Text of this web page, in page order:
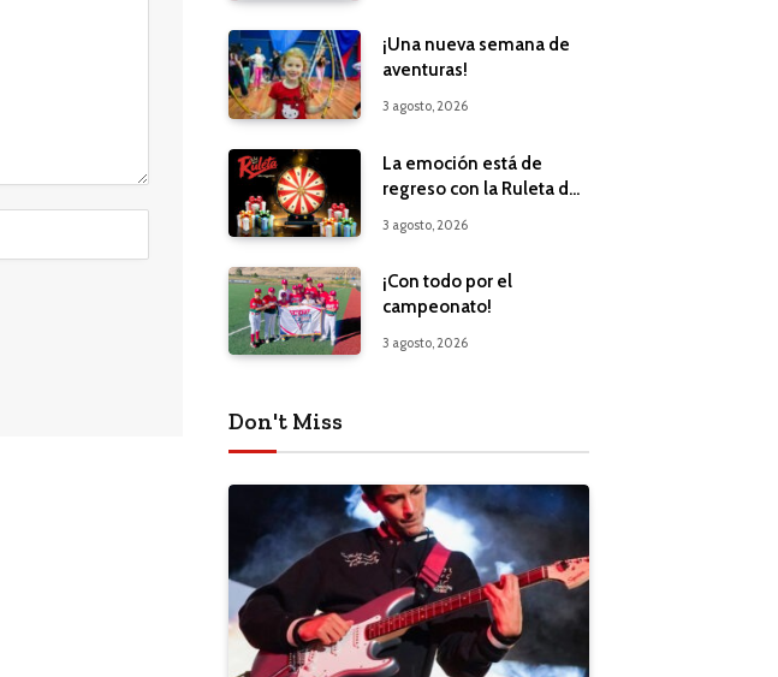
¡Una nueva semana de
aventuras!
3 agosto, 2026
La emoción está de
regreso con la Ruleta de
3 agosto, 2026
¡Con todo por el
campeonato!
3 agosto, 2026
Don't Miss